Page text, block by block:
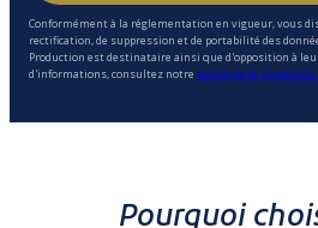
Conformément à la réglementation en vigueur, vous
rectification, de suppression et de portabilité des
Production est destinataire ainsi que d'opposition à
d'informations, consultez notre politique de protection
Pourquoi